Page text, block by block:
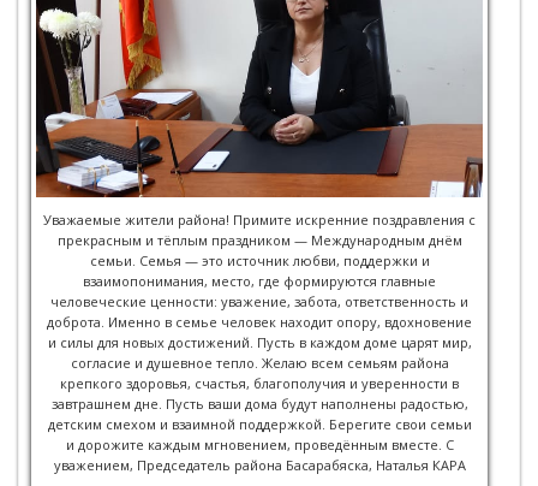
Уважаемые жители района! Примите искренние поздравления с
прекрасным и тёплым праздником — Международным днём
семьи. Семья — это источник любви, поддержки и
взаимопонимания, место, где формируются главные
человеческие ценности: уважение, забота, ответственность и
доброта. Именно в семье человек находит опору, вдохновение
и силы для новых достижений. Пусть в каждом доме царят мир,
согласие и душевное тепло. Желаю всем семьям района
крепкого здоровья, счастья, благополучия и уверенности в
завтрашнем дне. Пусть ваши дома будут наполнены радостью,
детским смехом и взаимной поддержкой. Берегите свои семьи
и дорожите каждым мгновением, проведённым вместе. С
уважением, Председатель района Басарабяска, Наталья КАРА